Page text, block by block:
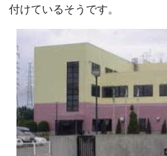
付けているそうです。